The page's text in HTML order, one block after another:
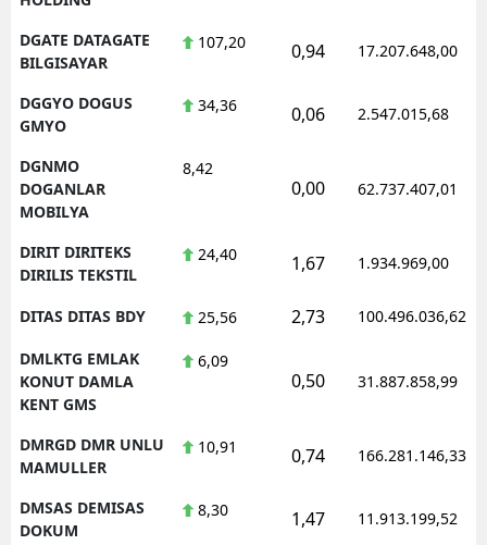
DGATE DATAGATE
BILGISAYAR
107,20 0,94 17.207.648,00
DGGYO DOGUS
GMYO
34,36 0,06 2.547.015,68
DGNMO
DOGANLAR
MOBILYA
8,42
0,00 62.737.407,01
DIRIT DIRITEKS
DIRILIS TEKSTIL
24,40 1,67 1.934.969,00
DITAS DITAS BDY 25,56 2,73 100.496.036,62
DMLKTG EMLAK
KONUT DAMLA
KENT GMS
6,09
0,50 31.887.858,99
DMRGD DMR UNLU
MAMULLER
10,91 0,74 166.281.146,33
DMSAS DEMISAS
DOKUM
8,30 1,47 11.913.199,52